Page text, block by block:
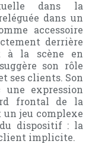
dans la
dans un
accessoire
derrière
à la scène en
son rôle
ses clients. Son
expression
frontal de la
un jeu complexe
dispositif : la
implicite.